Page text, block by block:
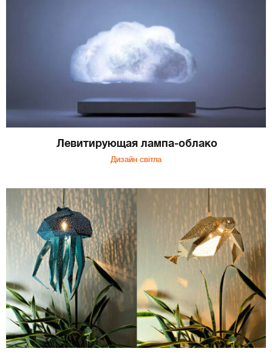
Левитирующая лампа-облако
Дизайн світла